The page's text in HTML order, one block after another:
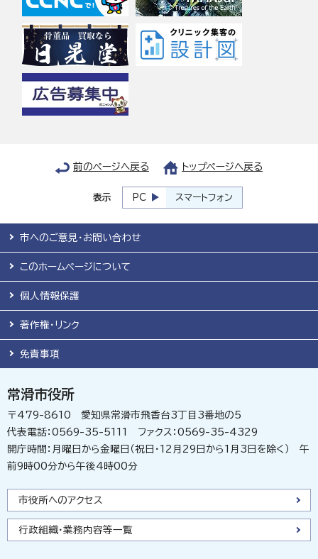
前のページへ戻る トップページへ戻る
表示 PC スマートフォン
市へのご意見・お問い合わせ
このホームページについて
個人情報保護
著作権・リンク
免責事項
常滑市役所
〒479-8610 愛知県常滑市飛香台3丁目3番地の5
代表電話：0569-35-5111 ファクス：0569-35-4329
開庁時間：月曜日から金曜日（祝日・12月29日から1月3日を除く） 午
前9時00分から午後4時00分
市役所へのアクセス
行政組織・業務内容等一覧